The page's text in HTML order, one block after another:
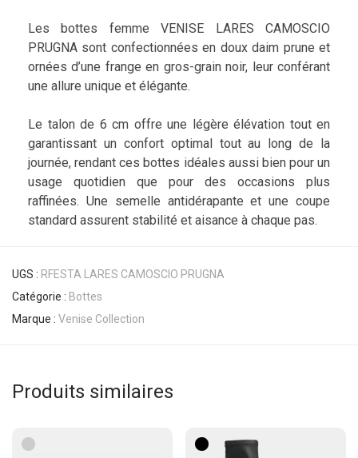
Les bottes femme VENISE LARES CAMOSCIO
PRUGNA sont confectionnées en doux daim prune et
ornées d’une frange en gros-grain noir, leur conférant
une allure unique et élégante.
Le talon de 6 cm offre une légère élévation tout en
garantissant un confort optimal tout au long de la
journée, rendant ces bottes idéales aussi bien pour un
usage quotidien que pour des occasions plus
raffinées. Une semelle antidérapante et une coupe
standard assurent stabilité et aisance à chaque pas.
UGS : RFESTA LARES CAMOSCIO PRUGNA
Catégorie : Bottes
Marque : Venise Collection
Produits similaires